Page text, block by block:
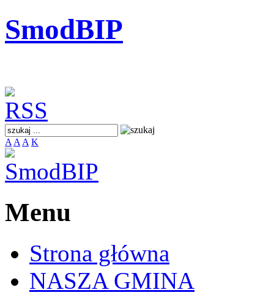
SmodBIP
A A A K
Menu
Strona główna
NASZA GMINA